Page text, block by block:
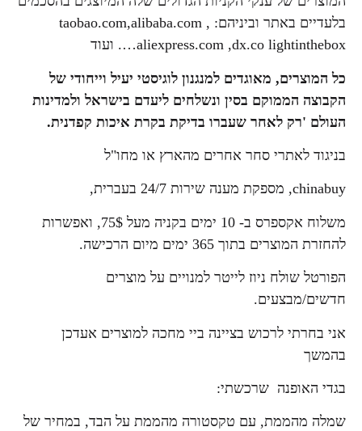
בלעדיים באתר וביניהם: taobao.com,alibaba.com ,
aliexpress.com ,dx.co lightinthebox…. ועוד
כל המוצרים, מאוגדים למנגנון לוגיסטי יעיל וייחודי של
הקבוצה הממוקם בסין ונשלחים ליעדם בישראל ולמדינות
העולם 'רק לאחר שעברו בדיקת בקרת איכות קפדנית.
בניגוד לאתרי סחר אחרים מהארץ או מחו"ל
chinabuy, מספקת מענה שירות 24/7 בעברית,
משלוח אקספרס ב- 10 ימים בקניה מעל 75$, ואפשרות
להחזרת המוצרים בתוך 365 ימים מיום הרכישה.
הפורטל שולח ניוז לייטר למנויים על מוצרים
חדשים/מבצעים.
אני בחרתי לרכוש בציינה ביי מחכה למוצרים אעדכן
בהמשך
בגדי האופנה שרכשתי:
שמלה מהממת, עם טקסטורה מהממת על הבד, במחיר של